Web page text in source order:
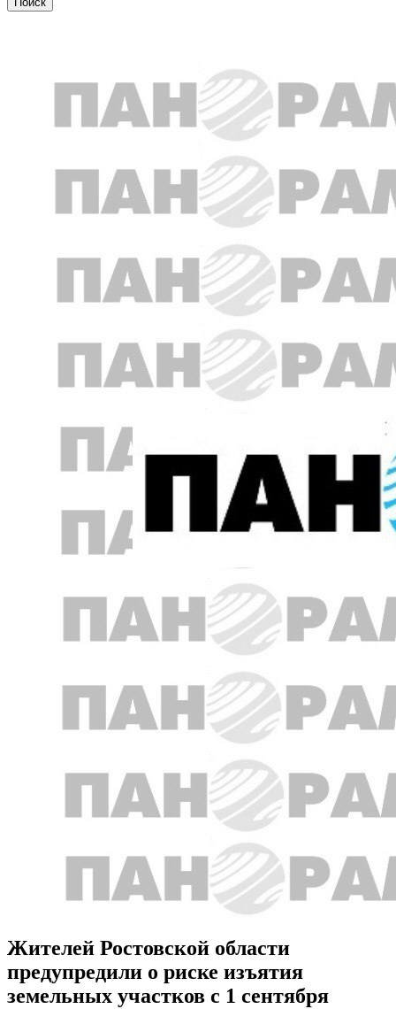
Жителей Ростовской области
предупредили о риске изъятия
земельных участков с 1 сентября